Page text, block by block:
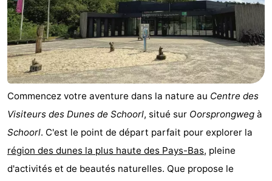
Commencez votre aventure dans la nature au Centre des
Visiteurs des Dunes de Schoorl, situé sur Oorsprongweg à
Schoorl. C'est le point de départ parfait pour explorer la
région des dunes la plus haute des Pays-Bas, pleine
d'activités et de beautés naturelles. Que propose le